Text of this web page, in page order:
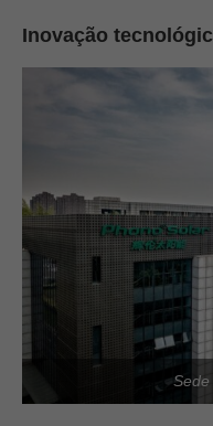
Inovação